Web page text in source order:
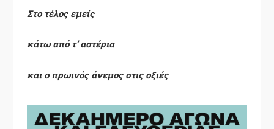
Στο τέλος εμείς
κάτω από τ’ αστέρια
και ο πρωινός άνεμος στις οξιές